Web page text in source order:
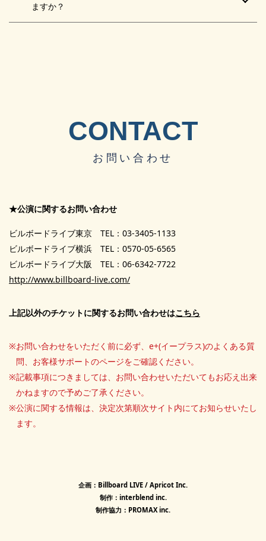
ますか？
CONTACT
お問い合わせ
★公演に関するお問い合わせ
ビルボードライブ東京 TEL：03-3405-1133
ビルボードライブ横浜 TEL：0570-05-6565
ビルボードライブ大阪 TEL：06-6342-7722
http://www.billboard-live.com/
上記以外のチケットに関するお問い合わせはこちら
お問い合わせをいただく前に必ず、e+(イープラス)のよくある質
問、お客様サポートのページをご確認ください。
記載事項につきましては、お問い合わせいただいてもお応え出来
かねますので予めご了承ください。
公演に関する情報は、決定次第順次サイト内にてお知らせいたし
ます。
企画：Billboard LIVE / Apricot Inc.
制作：interblend inc.
制作協力：PROMAX inc.